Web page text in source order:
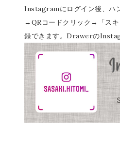
Instagramにログイン後、ハ
→QRコードクリック→「スキ
録できます。Drawerの